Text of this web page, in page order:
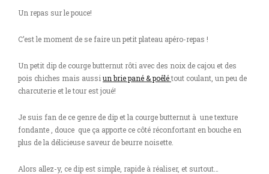
Un repas sur le pouce!
C’est le moment de se faire un petit plateau apéro-repas !
Un petit dip de courge butternut rôti avec des noix de cajou et des
pois chiches mais aussi un brie pané & poêlétout coulant, un peu de
charcuterie et le tour est joué!
Je suis fan de ce genre de dip et la courge butternut à une texture
fondante , douce que ça apporte ce côté réconfortant en bouche en
plus de la délicieuse saveur de beurre noisette.
Alors allez-y, ce dip est simple, rapide à réaliser, et surtout…